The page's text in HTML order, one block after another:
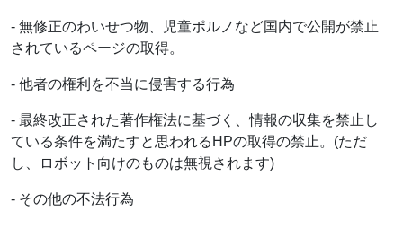
- 無修正のわいせつ物、児童ポルノなど国内で公開が禁止
されているページの取得。
- 他者の権利を不当に侵害する行為
- 最終改正された著作権法に基づく、情報の収集を禁止し
ている条件を満たすと思われるHPの取得の禁止。(ただ
し、ロボット向けのものは無視されます)
- その他の不法行為